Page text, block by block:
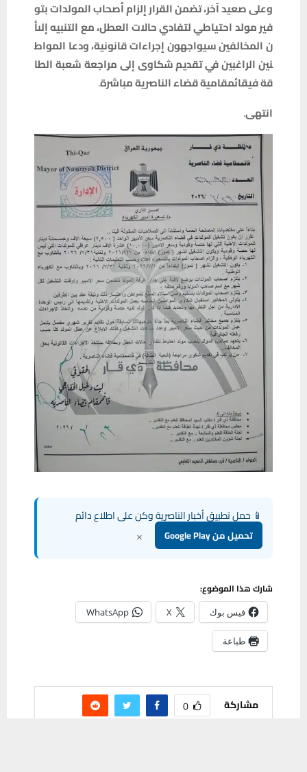
وعلىصعيدآخر،تضمنالقرارإلزامأصحابالمولداتبتو
فيرمولداحتياطيلتفاديحالاتالعطل،معالتنبيهإلىأ
نالمخالفينسيواجهونإجراءاتقانونية،ودعا المواط
نينالراغبينفيتقديمشكاوىإلىمراجعةشعبةالطا
قةفيقائمقاميةقضاءالناصريةمباشرة.
انتهى.
📱 حمل تطبيق أخبار الناصرية وكن على اطلاع دائم
تحميل من Google Play ×
شارك هذا الموضوع:
فيس بوك X
WhatsApp
طباعة
مشاركة
0